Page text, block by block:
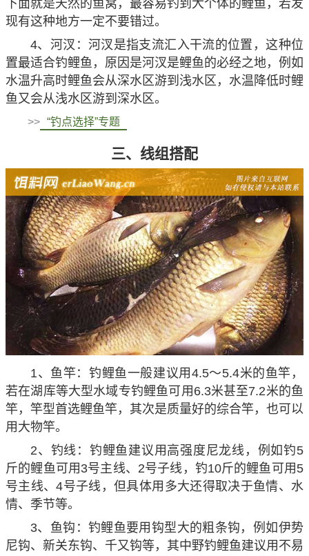
下面就是天然的鱼窝，最容易钓到大个体的鲤鱼，若发
现有这种地方一定不要错过。
4、河汊：河汊是指支流汇入干流的位置，这种位
置最适合钓鲤鱼，原因是河汊是鲤鱼的必经之地，例如
水温升高时鲤鱼会从深水区游到浅水区，水温降低时鲤
鱼又会从浅水区游到深水区。
>> “钓点选择”专题
三、线组搭配
1、鱼竿：钓鲤鱼一般建议用4.5～5.4米的鱼竿，
若在湖库等大型水域专钓鲤鱼可用6.3米甚至7.2米的鱼
竿，竿型首选鲤鱼竿，其次是质量好的综合竿，也可以
用大物竿。
2、钓线：钓鲤鱼建议用高强度尼龙线，例如钓5
斤的鲤鱼可用3号主线、2号子线，钓10斤的鲤鱼可用5
号主线、4号子线，但具体用多大还得取决于鱼情、水
情、季节等。
3、鱼钩：钓鲤鱼要用钩型大的粗条钩，例如伊势
尼钩、新关东钩、千又钩等，其中野钓鲤鱼建议用不易